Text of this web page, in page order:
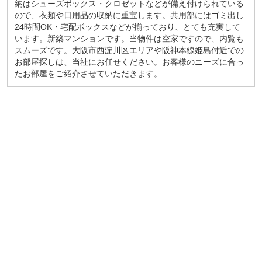
納はシューズボックス・クロゼットなどが備え付けられている
ので、衣類や日用品の収納に重宝します。共用部にはゴミ出し
24時間OK・宅配ボックスなどが揃っており、とても充実して
います。新築マンションです。当物件は空家ですので、内覧も
スムーズです。大阪市西淀川区エリアや阪神本線姫島付近での
お部屋探しは、当社にお任せください。お客様のニーズに合っ
たお部屋をご紹介させていただきます。